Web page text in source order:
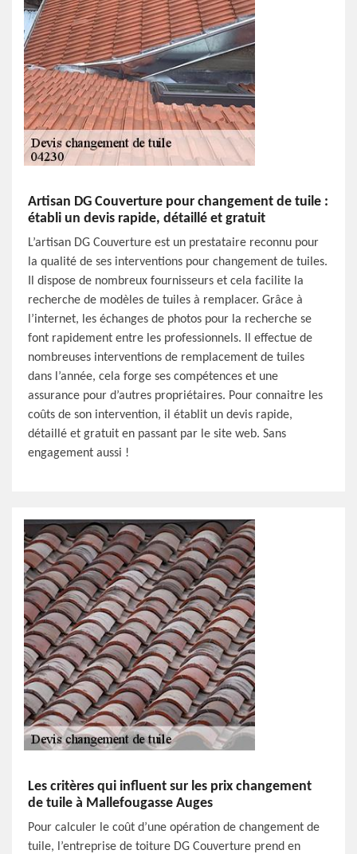
Artisan DG Couverture pour changement de tuile :
établi un devis rapide, détaillé et gratuit
L’artisan DG Couverture est un prestataire reconnu pour
la qualité de ses interventions pour changement de tuiles.
Il dispose de nombreux fournisseurs et cela facilite la
recherche de modèles de tuiles à remplacer. Grâce à
l’internet, les échanges de photos pour la recherche se
font rapidement entre les professionnels. Il effectue de
nombreuses interventions de remplacement de tuiles
dans l’année, cela forge ses compétences et une
assurance pour d’autres propriétaires. Pour connaitre les
coûts de son intervention, il établit un devis rapide,
détaillé et gratuit en passant par le site web. Sans
engagement aussi !
Les critères qui influent sur les prix changement
de tuile à Mallefougasse Auges
Pour calculer le coût d’une opération de changement de
tuile, l’entreprise de toiture DG Couverture prend en